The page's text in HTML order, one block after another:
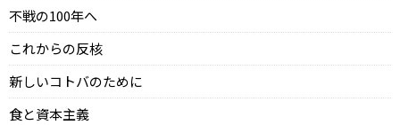
不戦の100年へ
これからの反核
新しいコトバのために
食と資本主義